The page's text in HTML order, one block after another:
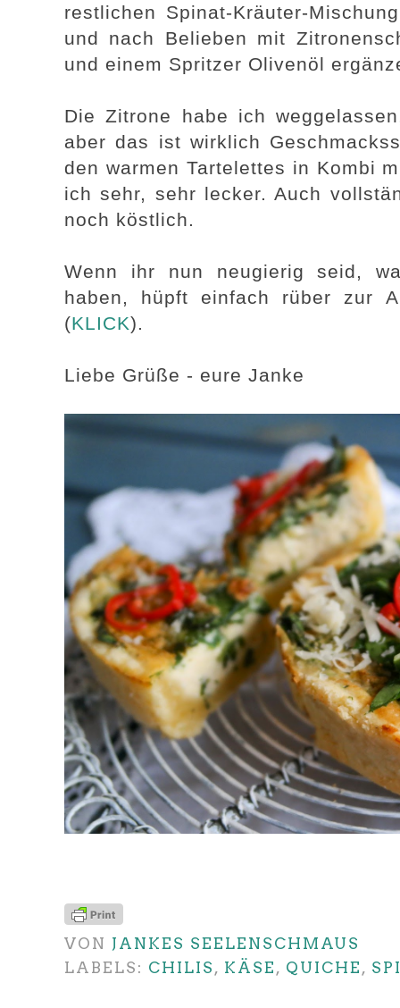
restlichen Spinat-Kräuter-
und nach Belieben mit
und einem Spritzer Olivenöl
Die Zitrone habe ich
aber das ist wirklich
den warmen Tartelettes in Kombi
ich sehr, sehr lecker. Auch
noch köstlich.
Wenn ihr nun neugierig seid,
haben, hüpft einfach rüber zur
(KLICK).
Liebe Grüße - eure Janke
VON JANKES SEELENSCHMAUS
LABELS: CHILIS, KÄSE, QUICHE,